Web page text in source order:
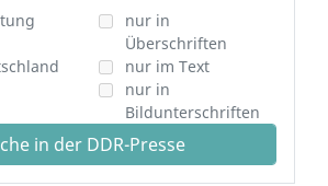
nur in
Überschriften
nur im Text
nur in
Bildunterschriften
in der DDR-Presse